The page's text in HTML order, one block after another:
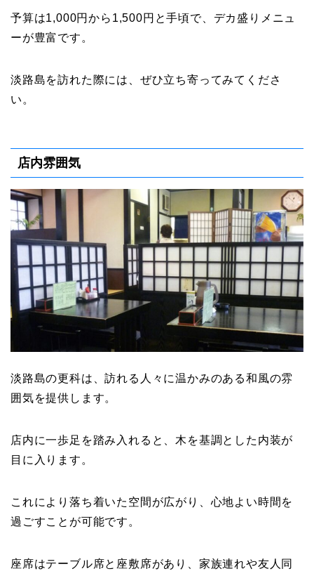
予算は1,000円から1,500円と手頃で、デカ盛りメニュ
ーが豊富です。
淡路島を訪れた際には、ぜひ立ち寄ってみてくださ
い。
店内雰囲気
淡路島の更科は、訪れる人々に温かみのある和風の雰
囲気を提供します。
店内に一歩足を踏み入れると、木を基調とした内装が
目に入ります。
これにより落ち着いた空間が広がり、心地よい時間を
過ごすことが可能です。
座席はテーブル席と座敷席があり、家族連れや友人同